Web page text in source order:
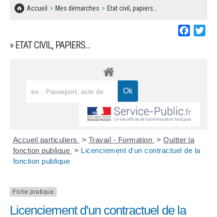
Accueil Mes démarches Etat civil, papiers…
» ETAT CIVIL, PAPIERS…
Accueil particuliers > Travail - Formation > Quitter la
fonction publique > Licenciement d'un contractuel de la
fonction publique
Fiche pratique
Licenciement d'un contractuel de la
CONCERTATIONS PUBLIQUES
SOLIDARITÉ, LOGEMENT
DECHETS
BESOIN D'UNE AIDE ?
LES ASSOCIATIONS
MARCHÉS PUBLICS
REGLEMENT LOCAL DE PUBLICITÉ
DECLARATION DE DEMARCHAGE
DOSSIER DE DEMANDE DE SUBVENTION
DEMANDE DE PRÊT DE MATERIEL
FICHE D'ORGANISATION MANIFESTATION
PLAN D'ACTION MUNICIPAL